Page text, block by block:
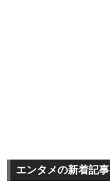
エンタメの新着記事